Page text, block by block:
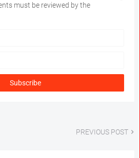
must be reviewed by the
PREVIOUS POST